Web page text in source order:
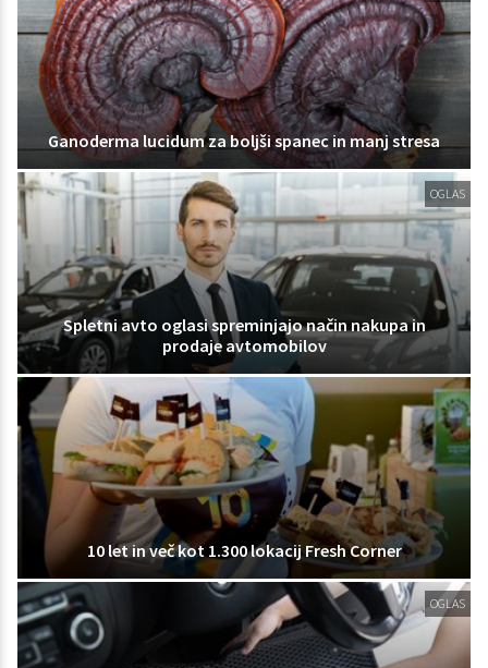
Ganoderma lucidum za boljši spanec in manj stresa
OGLAS
Spletni avto oglasi spreminjajo način nakupa in
prodaje avtomobilov
10 let in več kot 1.300 lokacij Fresh Corner
OGLAS